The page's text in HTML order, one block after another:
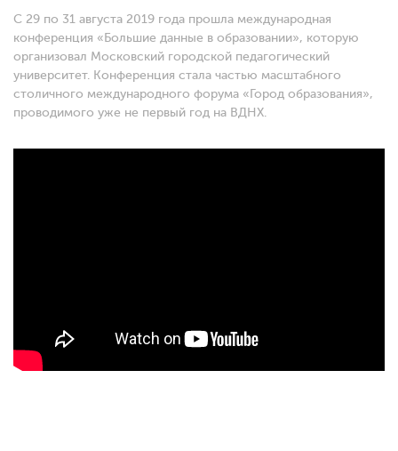
C 29 по 31 августа 2019 года прошла международная
конференция «Большие данные в образовании», которую
организовал Московский городской педагогический
университет. Конференция стала частью масштабного
столичного международного форума «Город образования»,
проводимого уже не первый год на ВДНХ.